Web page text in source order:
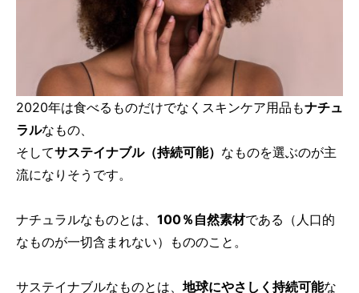
2020年は食べるものだけでなくスキンケア用品もナチュ
ラルなもの、
そしてサステイナブル（持続可能） なものを選ぶのが主
流になりそうです。
ナチュラルなものとは、 100％自然素材である（人口的
なものが一切含まれない）もののこと。
サステイナブルなものとは、 地球にやさしく持続可能な